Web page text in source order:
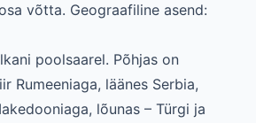
võtta. Geograafiline asend:
poolsaarel. Põhjas on
Rumeeniaga, läänes Serbia,
lõunas – Türgi ja